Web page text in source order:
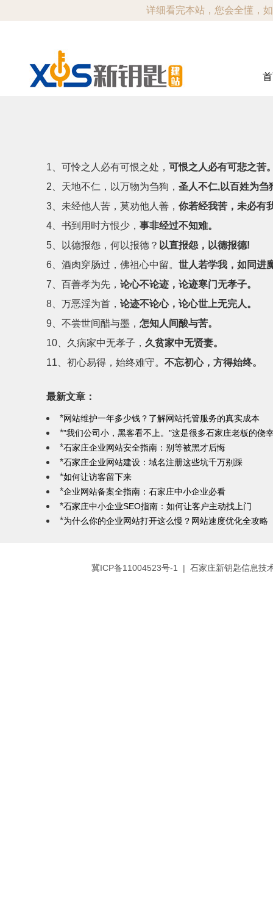
详细看完本站，您会全懂，
1、可怜之人必有可恨之处， 可恨之人必有可悲之苦
2、天地不仁，以万物为刍狗， 圣人不仁,以百姓为刍
3、未经他人苦，莫劝他人善， 你若经我苦，未必有
4、书到用时方恨少， 事非经过不知难。
5、以德报怨，何以报德？ 以直报怨，以德报德!
6、酒肉穿肠过，佛祖心中留。 世人若学我，如同进
7、百善孝为先， 论心不论迹，论迹寒门无孝子。
8、万恶淫为首， 论迹不论心，论心世上无完人。
9、不尝世间醋与墨， 怎知人间酸与苦。
10、久病家中无孝子， 久贫家中无贤妻。
11、初心易得，始终难守。 不忘初心，方得始终。
最新文章：
*网站维护一年多少钱？了解网站托管服务的真实成本
*"我们公司小，黑客看不上。"这是很多石家庄老板的侥
*石家庄企业网站安全指南：别等被黑才后悔
*石家庄企业网站建设：域名注册这些坑千万别踩
*如何让访客留下来
*企业网站备案全指南：石家庄中小企业必看
*石家庄中小企业SEO指南：如何让客户主动找上门
*为什么你的企业网站打开这么慢？网站速度优化全攻略
冀ICP备11004523号-1 | 石家庄新钥匙信息技